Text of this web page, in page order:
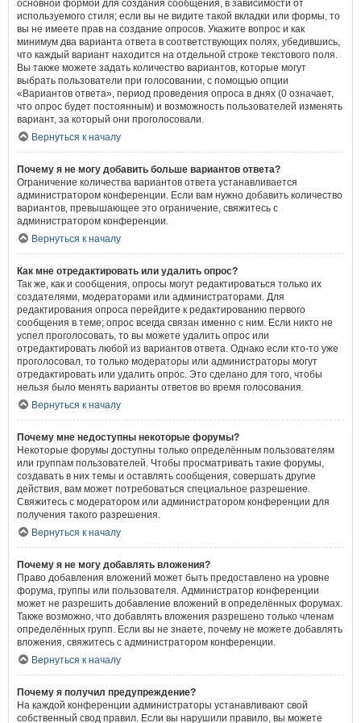
основной формой для создания сообщения, в зависимости от
используемого стиля; если вы не видите такой вкладки или формы, то
вы не имеете прав на создание опросов. Укажите вопрос и как
минимум два варианта ответа в соответствующих полях, убедившись,
что каждый вариант находится на отдельной строке текстового поля.
Вы также можете задать количество вариантов, которые могут
выбрать пользователи при голосовании, с помощью опции
«Вариантов ответа», период проведения опроса в днях (0 означает,
что опрос будет постоянным) и возможность пользователей изменять
вариант, за который они проголосовали.
Вернуться к началу
Почему я не могу добавить больше вариантов ответа?
Ограничение количества вариантов ответа устанавливается
администратором конференции. Если вам нужно добавить количество
вариантов, превышающее это ограничение, свяжитесь с
администратором конференции.
Вернуться к началу
Как мне отредактировать или удалить опрос?
Так же, как и сообщения, опросы могут редактироваться только их
создателями, модераторами или администраторами. Для
редактирования опроса перейдите к редактированию первого
сообщения в теме; опрос всегда связан именно с ним. Если никто не
успел проголосовать, то вы можете удалить опрос или
отредактировать любой из вариантов ответа. Однако если кто-то уже
проголосовал, то только модераторы или администраторы могут
отредактировать или удалить опрос. Это сделано для того, чтобы
нельзя было менять варианты ответов во время голосования.
Вернуться к началу
Почему мне недоступны некоторые форумы?
Некоторые форумы доступны только определённым пользователям
или группам пользователей. Чтобы просматривать такие форумы,
создавать в них темы и оставлять сообщения, совершать другие
действия, вам может потребоваться специальное разрешение.
Свяжитесь с модератором или администратором конференции для
получения такого разрешения.
Вернуться к началу
Почему я не могу добавлять вложения?
Право добавления вложений может быть предоставлено на уровне
форума, группы или пользователя. Администратор конференции
может не разрешить добавление вложений в определённых форумах.
Также возможно, что добавлять вложения разрешено только членам
определённых групп. Если вы не знаете, почему не можете добавлять
вложения, свяжитесь с администратором конференции.
Вернуться к началу
Почему я получил предупреждение?
На каждой конференции администраторы устанавливают свой
собственный свод правил. Если вы нарушили правило, вы можете